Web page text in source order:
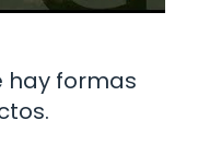
hay formas